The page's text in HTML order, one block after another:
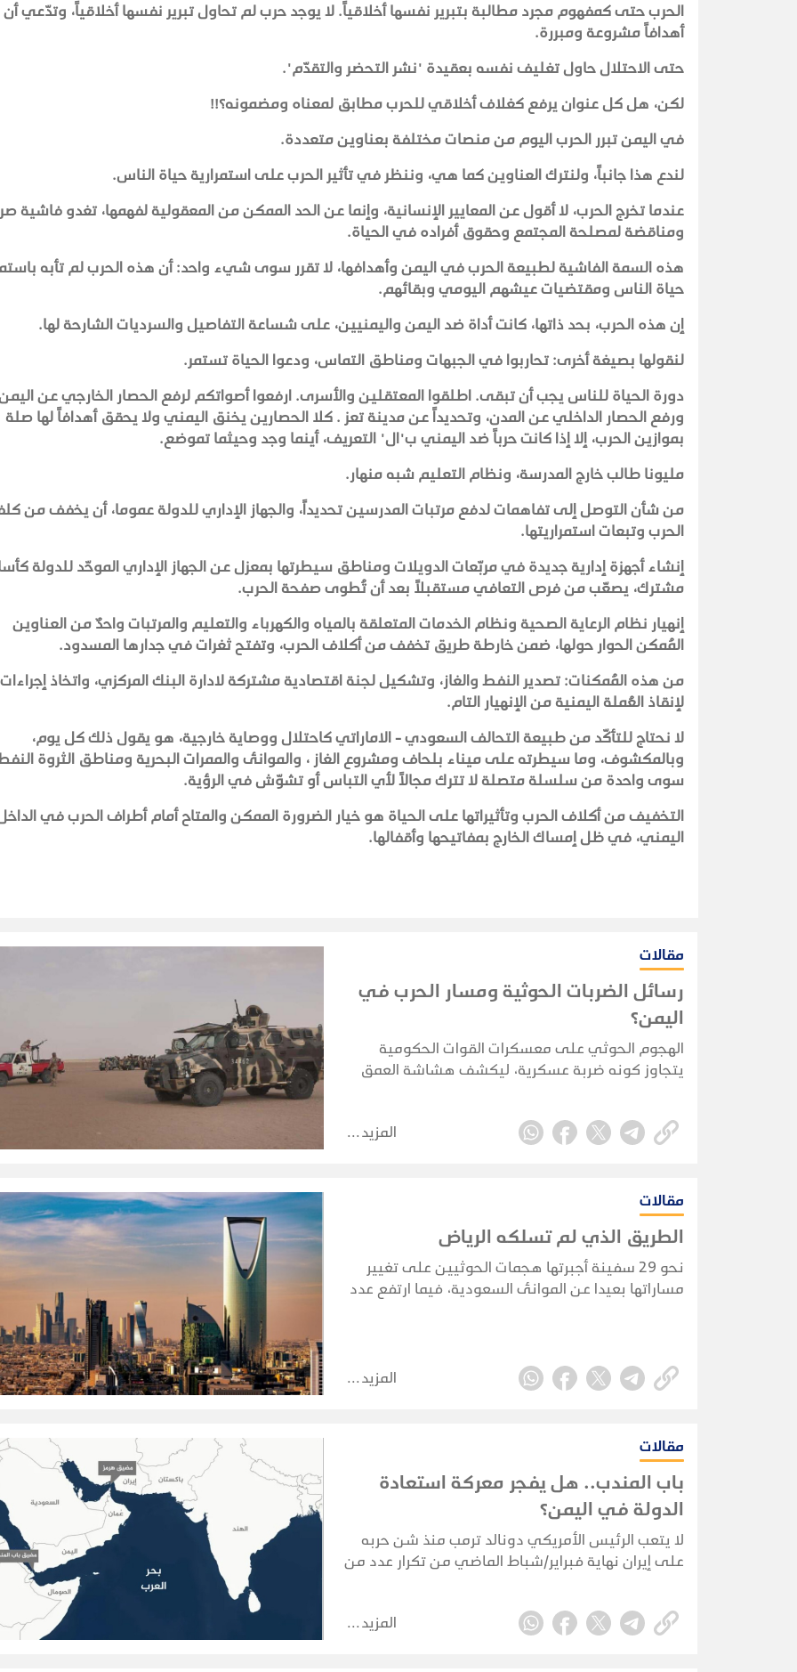
الحرب حتى كمفهوم مجرد مطالبة بتبرير نفسها أخلاقياً. لا يوجد حرب لم تحاول تبرير نفسها أخلاقياً، وتدّعي أن
أهدافاً مشروعة ومبررة.
حتى الاحتلال حاول تغليف نفسه بعقيدة "نشر التحضر والتقدّم".
لكن، هل كل عنوان يرفع كغلاف أخلاقي للحرب مطابق لمعناه ومضمونه؟!!
في اليمن تبرر الحرب اليوم من منصات مختلفة بعناوين متعددة.
لندع هذا جانباً، ولنترك العناوين كما هي، وننظر في تأثير الحرب على استمرارية حياة الناس.
عندما تخرج الحرب، لا أقول عن المعايير الإنسانية، وإنما عن الحد الممكن من المعقولية لفهمها، تغدو فاشية
ومناقضة لمصلحة المجتمع وحقوق أفراده في الحياة.
هذه السمة الفاشية لطبيعة الحرب في اليمن وأهدافها، لا تقرر سوى شيء واحد: أن هذه الحرب لم تأبه
حياة الناس ومقتضيات عيشهم اليومي وبقائهم.
إن هذه الحرب، بحد ذاتها، كانت أداة ضد اليمن واليمنيين، على شساعة التفاصيل والسرديات الشارحة لها.
لنقولها بصيغة أخرى: تحاربوا في الجبهات ومناطق التماس، ودعوا الحياة تستمر.
دورة الحياة للناس يجب أن تبقى. اطلقوا المعتقلين والأسرى. ارفعوا أصواتكم لرفع الحصار الخارجي عن
ورفع الحصار الداخلي عن المدن، وتحديداً عن مدينة تعز . كلا الحصارين يخنق اليمني ولا يحقق أهدافاً لها صلة
بموازين الحرب، إلا إذا كانت حرباً ضد اليمني ب"ال" التعريف، أينما وجد وحيثما تموضع.
مليونا طالب خارج المدرسة، ونظام التعليم شبه منهار.
من شأن التوصل إلى تفاهمات لدفع مرتبات المدرسين تحديداً، والجهاز الإداري للدولة عموما، أن يخفف من
الحرب وتبعات استمراريتها.
إنشاء أجهزة إدارية جديدة في مربّعات الدويلات ومناطق سيطرتها بمعزل عن الجهاز الإداري الموحّد للدولة
مشترك، يصعّب من فرص التعافي مستقبلاً بعد أن تُطوى صفحة الحرب.
إنهيار نظام الرعاية الصحية ونظام الخدمات المتعلقة بالمياه والكهرباء والتعليم والمرتبات واحدٌ من العناوين
المُمكن الحوار حولها، ضمن خارطة طريق تخفف من أكلاف الحرب، وتفتح ثغرات في جدارها المسدود.
من هذه المُمكنات: تصدير النفط والغاز، وتشكيل لجنة اقتصادية مشتركة لادارة البنك المركزي، واتخاذ إجراءات
لإنقاذ العُملة اليمنية من الإنهيار التام.
لا نحتاج للتأكّد من طبيعة التحالف السعودي - الاماراتي كاحتلال ووصاية خارجية، هو يقول ذلك كل يوم،
وبالمكشوف، وما سيطرته على ميناء بلحاف ومشروع الغاز ، والموانئ والممرات البحرية ومناطق الثروة
سوى واحدة من سلسلة متصلة لا تترك مجالاً لأي التباس أو تشوّش في الرؤية.
التخفيف من أكلاف الحرب وتأثيراتها على الحياة هو خيار الضرورة الممكن والمتاح أمام أطراف الحرب في
اليمني، في ظل إمساك الخارج بمفاتيحها وأقفالها.
مقالات
رسائل الضربات الحوثية ومسار الحرب في
اليمن؟
الهجوم الحوثي على معسكرات القوات الحكومية
يتجاوز كونه ضربة عسكرية، ليكشف هشاشة العمق
المبادرة.
المزيد
مقالات
الطريق الذي لم تسلكه الرياض
نحو 29 سفينة أجبرتها هجمات الحوثيين على تغيير
مساراتها بعيدا عن الموانئ السعودية، فيما ارتفع عدد
المزيد
مقالات
باب المندب.. هل يفجر معركة استعادة
الدولة في اليمن؟
لا يتعب الرئيس الأمريكي دونالد ترمب منذ شن حربه
على إيران نهاية فبراير/شباط الماضي من تكرار عدد من
المزيد